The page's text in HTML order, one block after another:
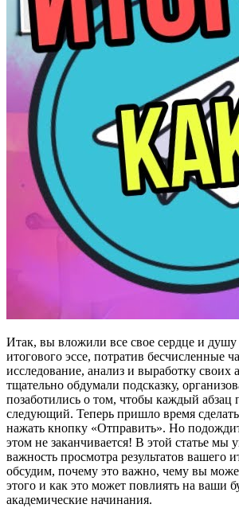
Итак, вы вложили все свое сердце и
итогового эссе, потратив бесчисленные
исследование, анализ и выработку своих
тщательно обдумали подсказку,
позаботились о том, чтобы каждый абзац
следующий. Теперь пришло время
нажать кнопку «Отправить». Но
этом не заканчивается! В этой статье мы
важность просмотра результатов вашего
обсудим, почему это важно, чему вы
этого и как это может повлиять на ваши
академические начинания.